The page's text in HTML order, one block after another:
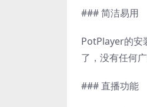
### 简洁易用
PotPlayer的安
了，没有任何
### 直播功能